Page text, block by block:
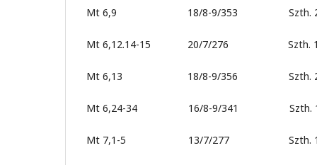
Mt 6,9 18/8-9/353 Szth.
Mt 6,12.14-15 20/7/276 Szth.
Mt 6,13 18/8-9/356 Szth.
Mt 6,24-34 16/8-9/341 Szth.
Mt 7,1-5 13/7/277 Szth.